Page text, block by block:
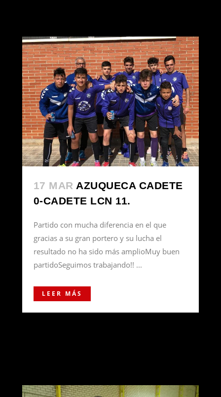
17 MAR AZUQUECA CADETE
0-CADETE LCN 11.
Partido con mucha diferencia en el que
gracias a su gran portero y su lucha el
resultado no ha sido más amplioMuy buen
partidoSeguimos trabajando!! ...
LEER MÁS